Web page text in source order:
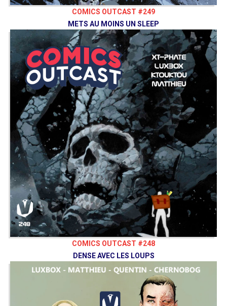
COMICS OUTCAST #249
METS AU MOINS UN SLEEP
COMICS OUTCAST #248
DENSE AVEC LES LOUPS